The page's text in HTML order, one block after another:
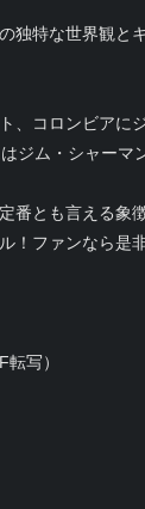
独特な世界観と
、コロンビアに
ジム・シャー
とも言える象
！ファンなら是
写）